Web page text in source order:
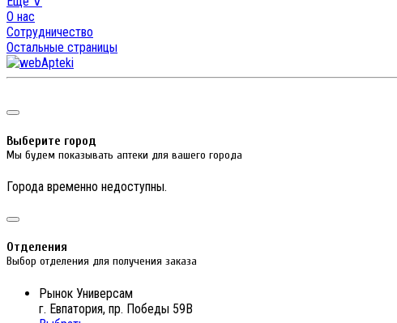
О нас
Сотрудничество
Остальные страницы
Выберите город
Мы будем показывать аптеки для вашего города
Города временно недоступны.
Отделения
Выбор отделения для получения заказа
Рынок Универсам
г. Евпатория, пр. Победы 59В